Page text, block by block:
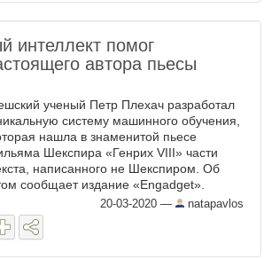
интеллект помог
автора пьесы
ученый Петр Плехач разработал
систему машинного обучения,
нашла в знаменитой пьесе
Шекспира «Генрих VIII» части
написанного не Шекспиром. Об
сообщает издание «Engadget».
из Чехии создал алгоритм,
научился ...
20-03-2020 — natapavlos